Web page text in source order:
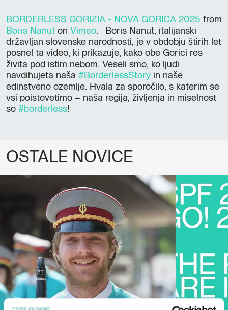
BORDERLESS GORIZIA - NOVA GORICA 2025 from
Boris Nanut on Vimeo. Boris Nanut, italijanski
državljan slovenske narodnosti, je v obdobju štirih let
posnel ta video, ki prikazuje, kako obe Gorici res
živita pod istim nebom. Veseli smo, ko ljudi
navdihujeta naša #BorderlessStory in naše
edinstveno ozemlje. Hvala za sporočilo, s katerim se
vsi poistovetimo – naša regija, življenja in miselnost
so #borderless!
OSTALE NOVICE